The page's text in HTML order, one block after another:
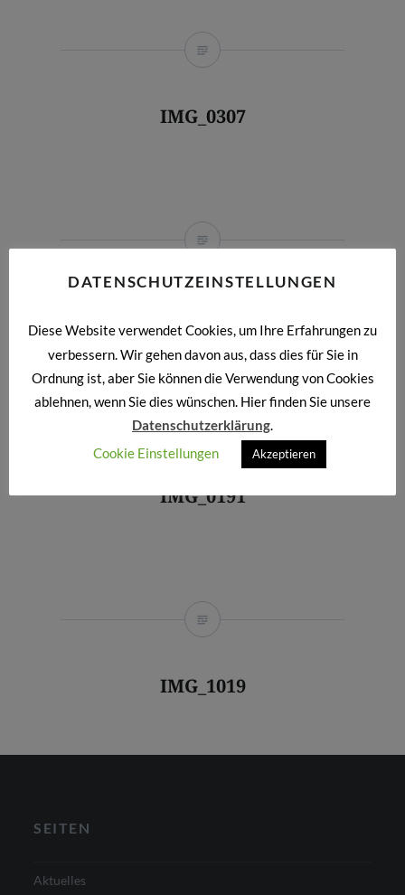
IMG_0307
IMG_0191
IMG_1019
SEITEN
Aktuelles
DATENSCHUTZEINSTELLUNGEN
Diese Website verwendet Cookies, um Ihre Erfahrungen zu
verbessern. Wir gehen davon aus, dass dies für Sie in
Ordnung ist, aber Sie können die Verwendung von Cookies
ablehnen, wenn Sie dies wünschen. Hier finden Sie unsere
Datenschutzerklärung.
Cookie Einstellungen
Akzeptieren